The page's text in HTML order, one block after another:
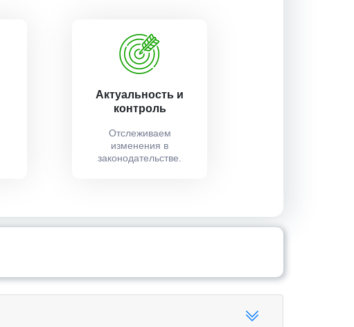
Актуальность и
контроль
Отслеживаем
изменения в
законодательстве.